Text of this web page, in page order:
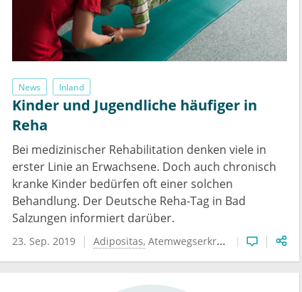
News Inland
Kinder und Jugendliche häufiger in
Reha
Bei medizinischer Rehabilitation denken viele in
erster Linie an Erwachsene. Doch auch chronisch
kranke Kinder bedürfen oft einer solchen
Behandlung. Der Deutsche Reha-Tag in Bad
Salzungen informiert darüber.
23. Sep. 2019 Adipositas Atemwegserkrankungen Reha